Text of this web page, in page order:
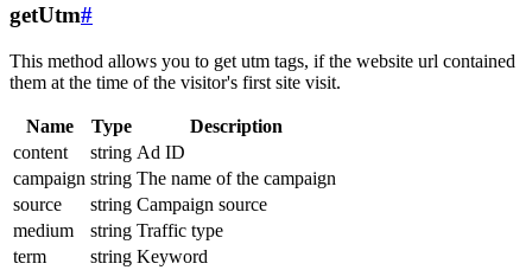
getUtm#
This method allows you to get utm tags, if the website url contained
them at the time of the visitor's first site visit.
Name Type
Description
content
string Ad ID
campaign string The name of the campaign
source
string Campaign source
medium
string Traffic type
term
string Keyword